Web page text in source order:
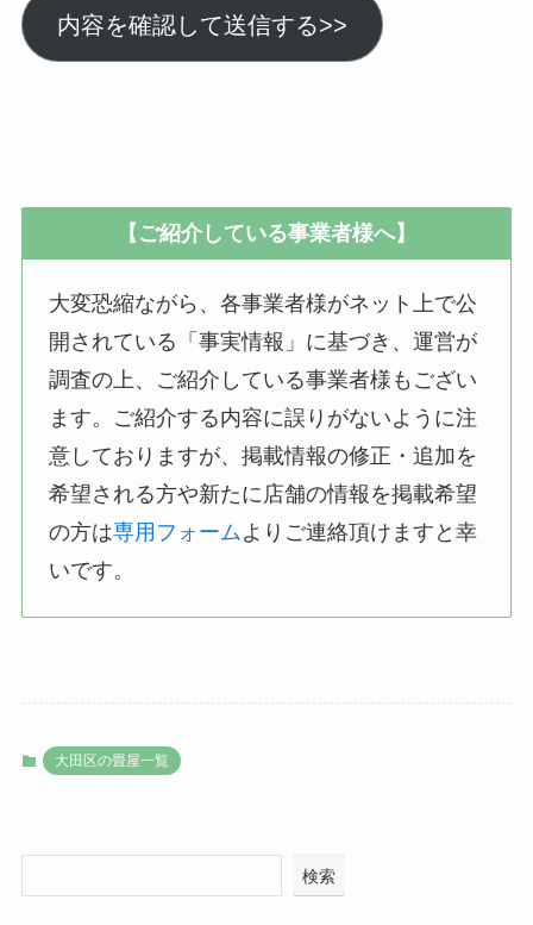
内容を確認して送信する>>
【ご紹介している事業者様へ】
大変恐縮ながら、各事業者様がネット上で公
開されている「事実情報」に基づき、運営が
調査の上、ご紹介している事業者様もござい
ます。ご紹介する内容に誤りがないように注
意しておりますが、掲載情報の修正・追加を
希望される方や新たに店舗の情報を掲載希望
の方は専用フォームよりご連絡頂けますと幸
いです。
大田区の畳屋一覧
検索